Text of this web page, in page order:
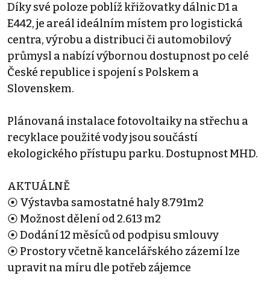
Díky své poloze poblíž křižovatky dálnic D1 a
E442, je areál ideálním místem pro logistická
centra, výrobu a distribuci či automobilový
průmysl a nabízí výbornou dostupnost po celé
České republice i spojení s Polskem a
Slovenskem.
Plánovaná instalace fotovoltaiky na střechu a
recyklace použité vody jsou součástí
ekologického přístupu parku. Dostupnost MHD.
AKTUÁLNĚ
⦿ Výstavba samostatné haly 8.791m2
⦿ Možnost dělení od 2.613 m2
⦿ Dodání 12 měsíců od podpisu smlouvy
⦿ Prostory včetně kancelářského zázemí lze
upravit na míru dle potřeb zájemce